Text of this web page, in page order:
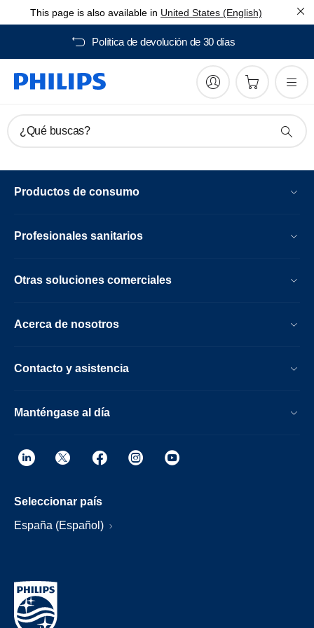
This page is also available in United States (English)
Política de devolución de 30 días
¿Qué buscas?
Productos de consumo
Profesionales sanitarios
Otras soluciones comerciales
Acerca de nosotros
Contacto y asistencia
Manténgase al día
Seleccionar país
España (Español)